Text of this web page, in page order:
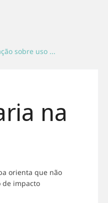
sobre uso ...
na
orienta que não
de impacto